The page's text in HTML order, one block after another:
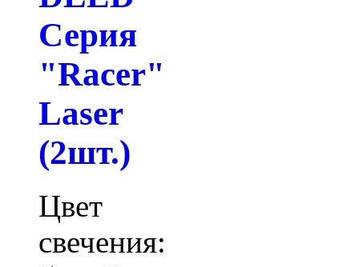
Серия
"Racer"
Laser
(2шт.)
Цвет
свечения: